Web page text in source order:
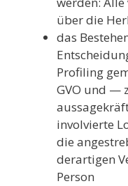
über die
das
Profiling
GVO und —
involvierte
die
derartigen
Person